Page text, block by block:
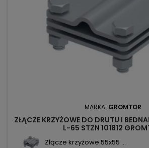
MARKA: GROMTOR
ZŁĄCZE KRZYŻOWE DO DRUTU I
L-65 STZN 101812
Złącze krzyżowe 55x55 ...